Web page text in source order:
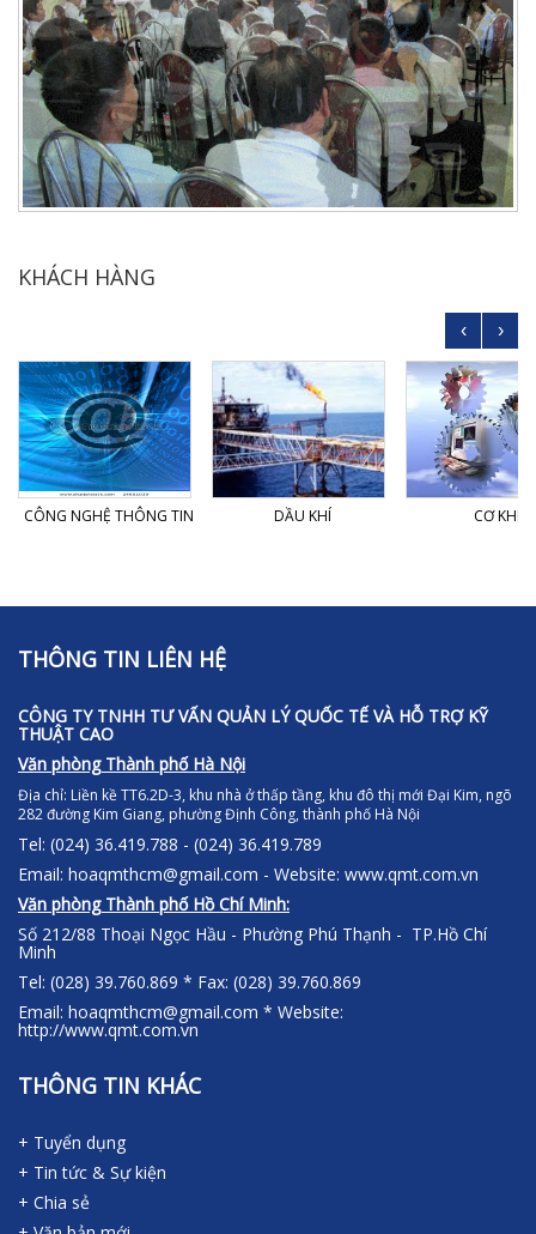
KHÁCH HÀNG
›
‹
CÔNG NGHỆ THÔNG TIN DẦU KHÍ CƠ KHÍ
THÔNG TIN LIÊN HỆ
CÔNG TY TNHH TƯ VẤN QUẢN LÝ QUỐC TẾ VÀ HỖ TRỢ KỸ
THUẬT CAO
Văn phòng Thành phố Hà Nội
Địa chỉ: Liền kề TT6.2D-3, khu nhà ở thấp tầng, khu đô thị mới Đại Kim, ngõ
282 đường Kim Giang, phường Định Công, thành phố Hà Nội
Tel: (024) 36.419.788 - (024) 36.419.789
Email: hoaqmthcm@gmail.com - Website: www.qmt.com.vn
Văn phòng Thành phố Hồ Chí Minh:
Số 212/88 Thoại Ngọc Hầu - Phường Phú Thạnh - TP.Hồ Chí
Minh
Tel: (028) 39.760.869 * Fax: (028) 39.760.869
Email: hoaqmthcm@gmail.com * Website:
http://www.qmt.com.vn
THÔNG TIN KHÁC
+ Tuyển dụng
+ Tin tức & Sự kiện
+ Chia sẻ